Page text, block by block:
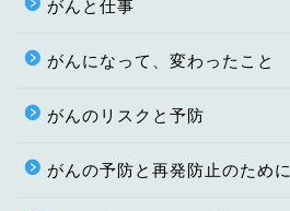
がんと仕事
がんになって、変わったこと
がんのリスクと予防
がんの予防と再発防止のために